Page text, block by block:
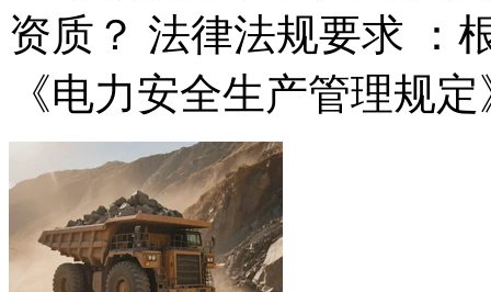
资质？ 法律法规要求 ：
《电力安全生产管理规